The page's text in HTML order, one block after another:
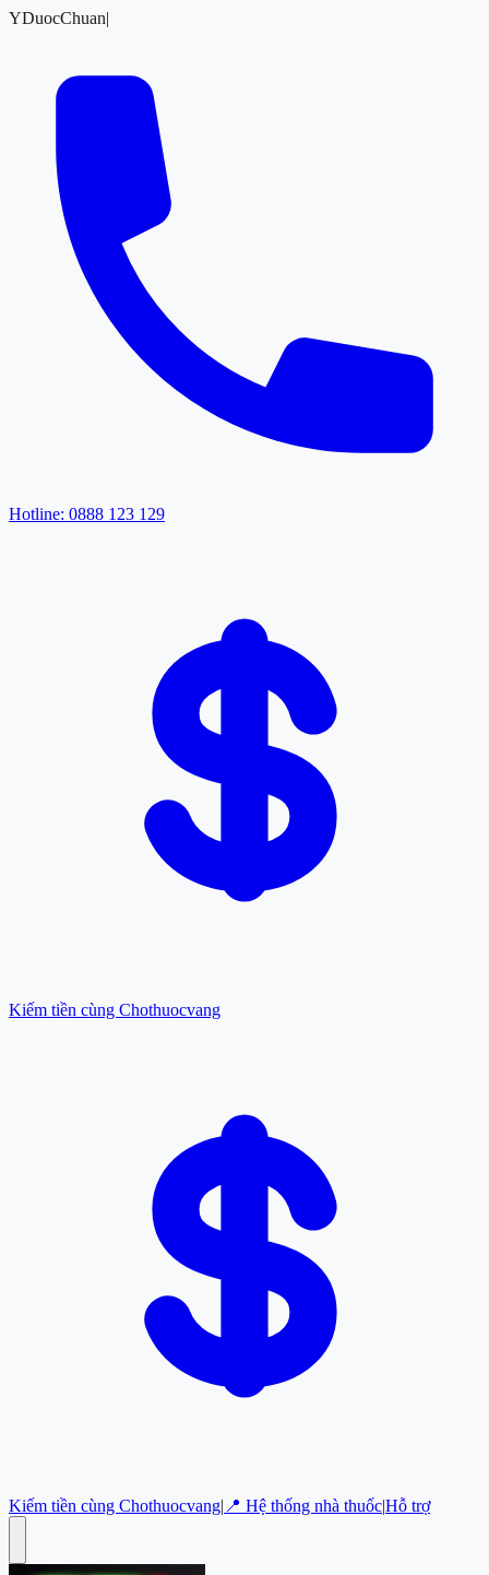
YDuocChuan|
Hotline: 0888 123 129
Kiếm tiền cùng Chothuocvang
Kiếm tiền cùng Chothuocvang| 📍 Hệ thống nhà thuốc|Hỗ trợ